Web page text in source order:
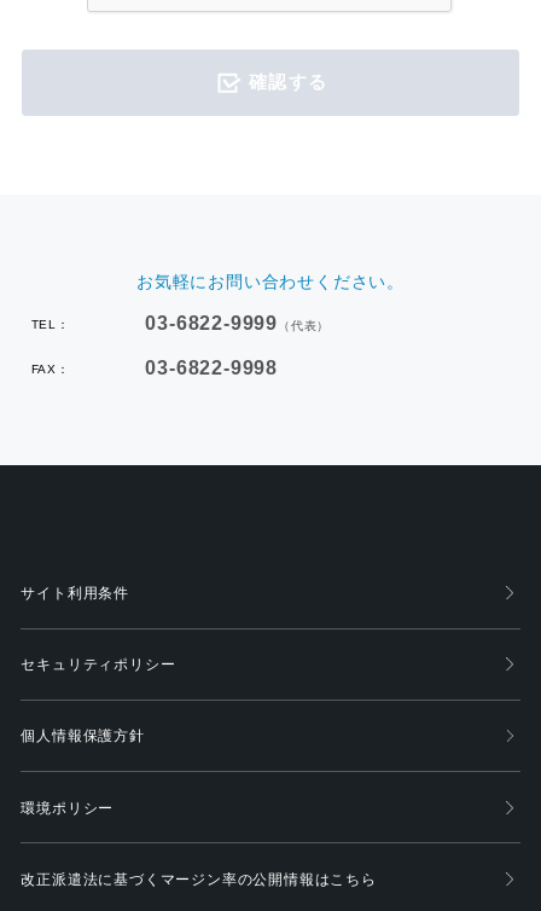
確認する
お気軽にお問い合わせください。
TEL： 03-6822-9999 （代表）
FAX： 03-6822-9998
サイト利用条件
セキュリティポリシー
個人情報保護方針
環境ポリシー
改正派遣法に基づくマージン率の公開情報はこちら